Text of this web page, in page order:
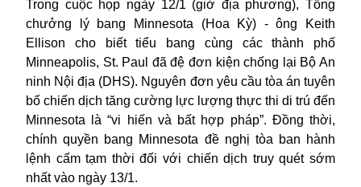
Trong cuộc họp ngày 12/1 (giờ địa phương), Tổng
chưởng lý bang Minnesota (Hoa Kỳ) - ông Keith
Ellison cho biết tiểu bang cùng các thành phố
Minneapolis, St. Paul đã đệ đơn kiện chống lại Bộ An
ninh Nội địa (DHS). Nguyên đơn yêu cầu tòa án tuyên
bố chiến dịch tăng cường lực lượng thực thi di trú đến
Minnesota là “vi hiến và bất hợp pháp”. Đồng thời,
chính quyền bang Minnesota đề nghị tòa ban hành
lệnh cấm tạm thời đối với chiến dịch truy quét sớm
nhất vào ngày 13/1.